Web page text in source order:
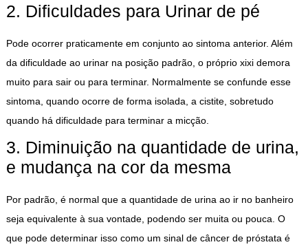
2. Dificuldades para Urinar de pé
Pode ocorrer praticamente em conjunto ao sintoma anterior. Além
da dificuldade ao urinar na posição padrão, o próprio xixi demora
muito para sair ou para terminar. Normalmente se confunde esse
sintoma, quando ocorre de forma isolada, a cistite, sobretudo
quando há dificuldade para terminar a micção.
3. Diminuição na quantidade de urina,
e mudança na cor da mesma
Por padrão, é normal que a quantidade de urina ao ir no banheiro
seja equivalente à sua vontade, podendo ser muita ou pouca. O
que pode determinar isso como um sinal de câncer de próstata é